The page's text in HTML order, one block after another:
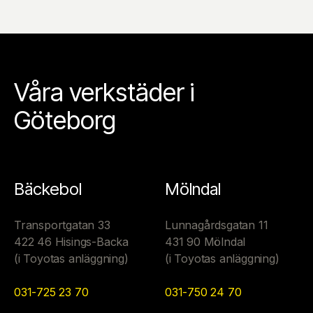
Våra verkstäder i
Göteborg
Bäckebol
Transportgatan 33
422 46 Hisings-Backa
(i Toyotas anläggning)
031-725 23 70
Mölndal
Lunnagårdsgatan 11
431 90 Mölndal
(i Toyotas anläggning)
031-750 24 70